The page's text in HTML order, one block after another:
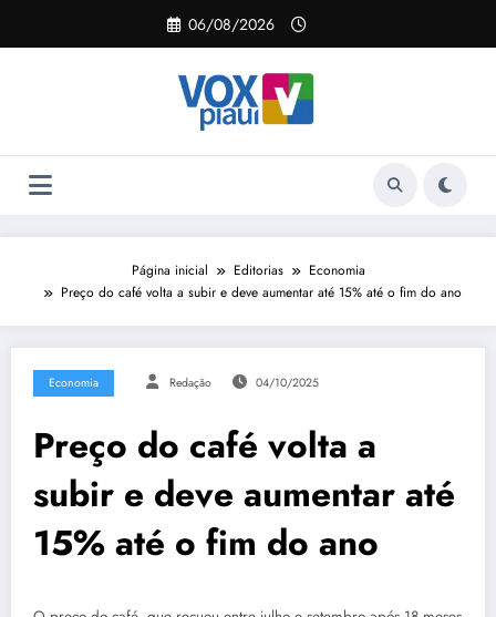
o
06/08/2026
Página inicial Editorias
Economia
Preço do café volta a subir e deve aumentar até 15% até o fim do ano
Economia Redação 04/10/2025
Preço do café volta a
subir e deve aumentar até
15% até o fim do ano